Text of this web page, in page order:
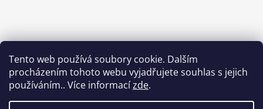
Tento web používá soubory cookie. Dalším
procházením tohoto webu vyjadřujete souhlas s jejich
používáním.. Více informacízde.